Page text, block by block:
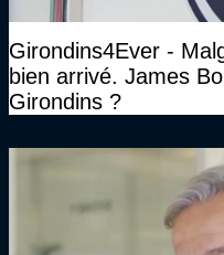
Girondins4Ever -
bien arrivé. James
Girondins ?